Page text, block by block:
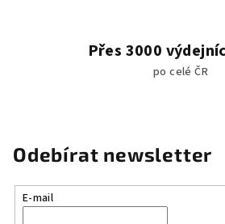
Přes 3000
po celé ČR
Odebírat newsletter
E-mail